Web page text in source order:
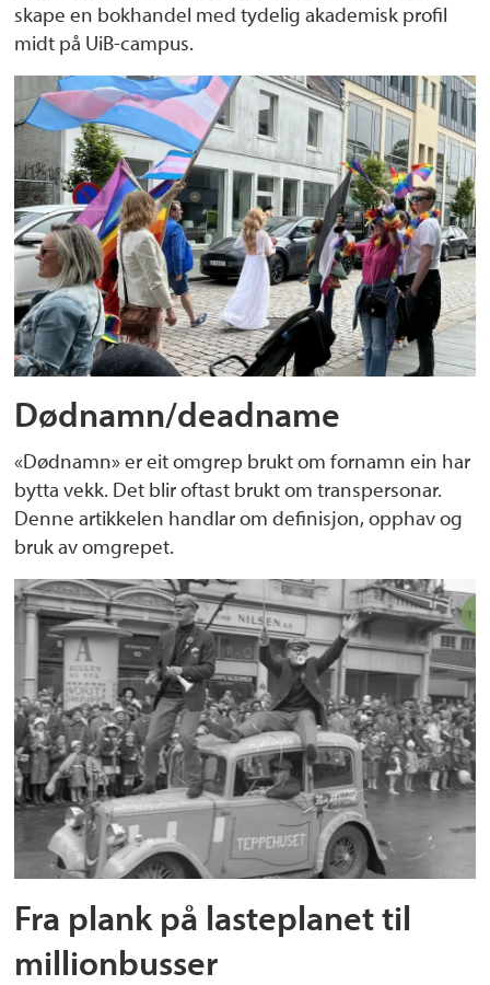
skape en bokhandel med tydelig akademisk profil
midt på UiB-campus.
Dødnamn/deadname
«Dødnamn» er eit omgrep brukt om fornamn ein har
bytta vekk. Det blir oftast brukt om transpersonar.
Denne artikkelen handlar om definisjon, opphav og
bruk av omgrepet.
Fra plank på lasteplanet til
millionbusser